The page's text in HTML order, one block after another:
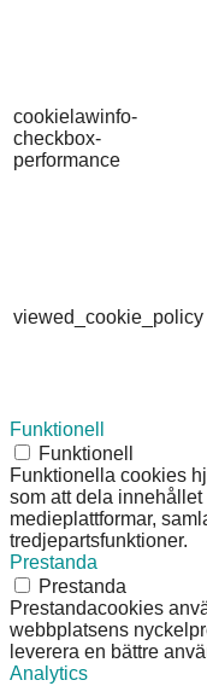
cookielawinfo-
checkbox-
performance
viewed_cookie_policy
Funktionell
Funktionell
Funktionella cookies
som att dela
medieplattformar,
tredjepartsfunktioner.
Prestanda
Prestanda
Prestandacookies
webbplatsens
leverera en bättre
Analytics